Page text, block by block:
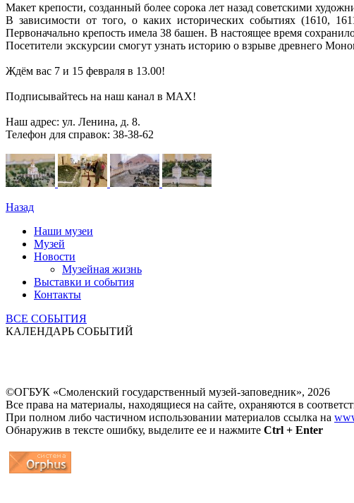
Макет крепости, созданный более сорока лет назад советскими
В зависимости от того, о каких исторических событиях (1610,
Первоначально крепость имела 38 башен. В настоящее время
Посетители экскурсии смогут узнать историю о взрыве древнего
Ждём вас 7 и 15 февраля в 13.00!
Подписывайтесь на наш канал в MAX!
Наш адрес: ул. Ленина, д. 8.
Телефон для справок: 38-38-62
Назад
Наши музеи
Музей
Новости
Музейная жизнь
Выставки и события
Контакты
ВСЕ СОБЫТИЯ
КАЛЕНДАРЬ СОБЫТИЙ
©ОГБУК «Смоленский государственный музей-заповедник», 2026
Все права на материалы, находящиеся на сайте, охраняются в
При полном либо частичном использовании материалов ссылка на
Обнаружив в тексте ошибку, выделите ее и нажмите Ctrl + Enter